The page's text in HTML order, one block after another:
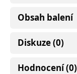
Obsah balení
Diskuze (0)
Hodnocení (0)